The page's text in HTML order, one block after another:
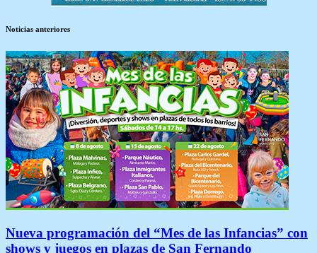
Noticias anteriores
Nueva programación del “Mes de las Infancias” con
shows y juegos en plazas de San Fernando